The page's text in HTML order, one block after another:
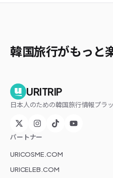
韓国旅行がもっと
URITRIP
日本人のための韓国旅行情報プラ
パートナー
URICOSME.COM
URICELEB.COM